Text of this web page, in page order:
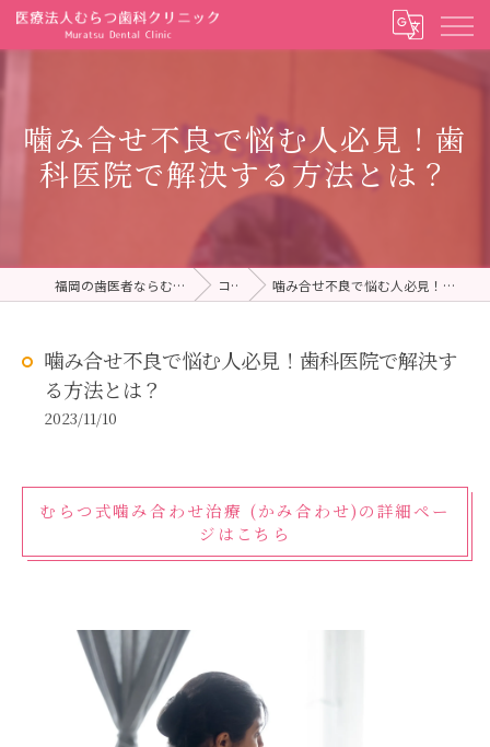
噛み合せ不良で悩む人必見！歯
科医院で解決する方法とは？
福岡の歯医者ならむらつ歯科クリニック コラム 噛み合せ不良で悩む人必見！歯科医院で解決する方法とは？
噛み合せ不良で悩む人必見！歯科医院で解決す
る方法とは？
2023/11/10
むらつ式噛み合わせ治療 (かみ合わせ)の詳細ペー
ジはこちら